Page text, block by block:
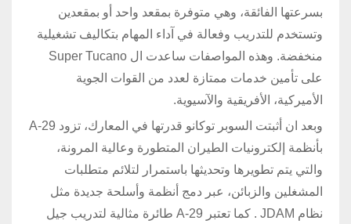
بسرعتها الفائقة، وهي متوفرة بمقعد واحد أو بمقعدين
وتستخدم للتدريب وفعالة في آداء المهام بتكاليف تشغيلية
منخفضة. وهذه المواصفات ساعدت ال Super Tucano
على تأمين خدمات ممتازة لعدد من القوات الجوية
الأميركية، الأفريقية والآسيوية.
وبعد ان أثبتت السوبر توكانو قدرتها في المعارك، تزود A-29
بأنظمة إلكترونيات الطيران المتطورة وعالية المرونة،
والتي يتم تطويرها وتحديثها باستمرار لتلائم متطلبات
المشغلين والزبائن، عبر دمج أنظمة وأسلحة جديدة مثل
نظام JDAM . كما تعتبر A-29 طائرة مثالية لتدريب جيل